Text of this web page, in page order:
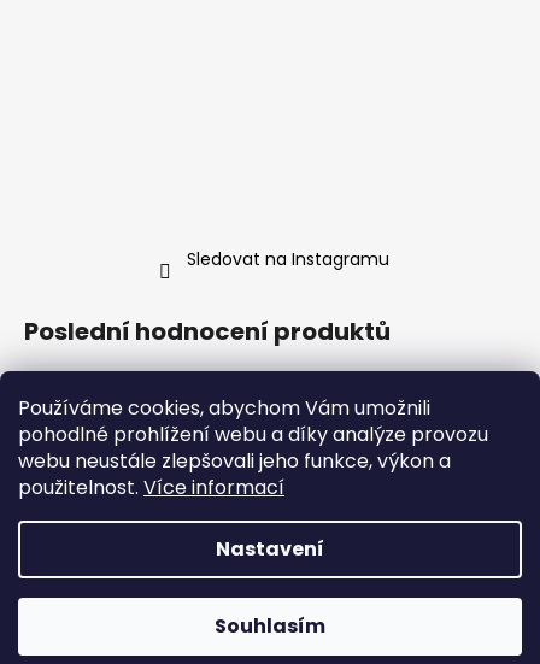
Používáme cookies, abychom Vám umožnili
pohodlné prohlížení webu a díky analýze provozu
webu neustále zlepšovali jeho funkce, výkon a
použitelnost. Více informací
Nastavení
Souhlasím
Objednávky 24.7.-2.8. budou vyřizovány od 3.8.,
Sledovat na Instagramu
Poslední hodnocení produktů
Hodnocení produktu je 5 z 5 hvězdiček.
| Anna Trnková
Ve skutečnosti je hrneček ještě krásnější, než tady na těch
fotkách. Konečně kus porcelánu, který mě reprezentuje líp
Copyright 2026Agent Jaroslav. Všechna práva
Upravit nastavení cookies